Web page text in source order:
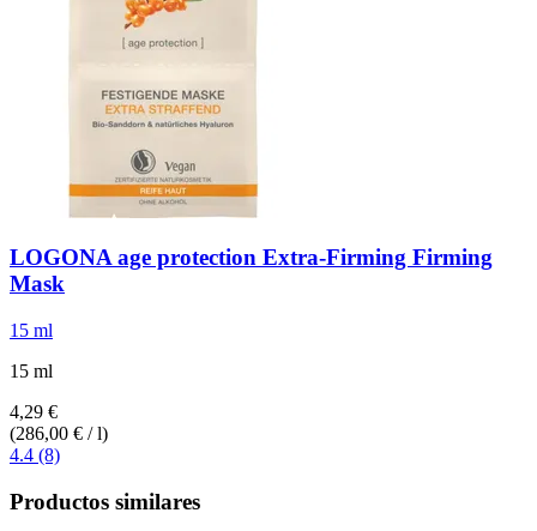
LOGONAage protection Extra-​Firming Firming
Mask
15 ml
15 ml
4,29 €
(286,00 € / l)
4.4 (8)
Productos similares